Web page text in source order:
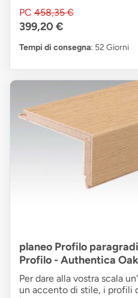
PC 458,35 €
399,20 €
Tempi di consegna: 52 Giorni
planeo Profilo
Profilo - Authentica
Per dare alla vostra scala
un accento di stile, i profili